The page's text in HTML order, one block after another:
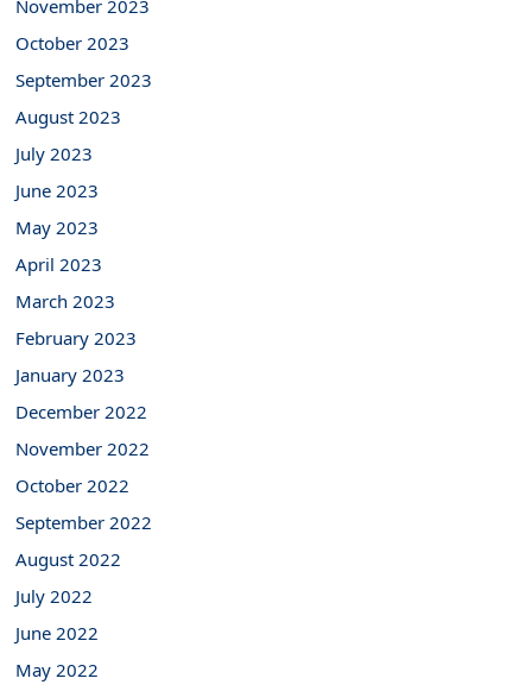
November 2023
October 2023
September 2023
August 2023
July 2023
June 2023
May 2023
April 2023
March 2023
February 2023
January 2023
December 2022
November 2022
October 2022
September 2022
August 2022
July 2022
June 2022
May 2022